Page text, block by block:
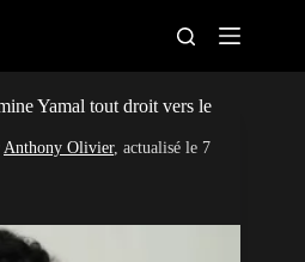
CAN féminine
Pays
Yamal tout droit vers le
Anthony Olivier, actualisé le 7